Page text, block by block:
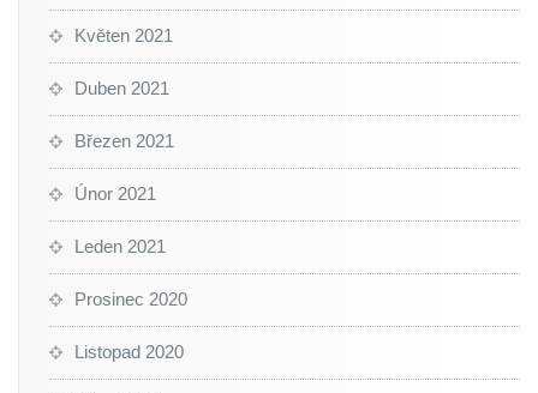
Květen 2021
Duben 2021
Březen 2021
Únor 2021
Leden 2021
Prosinec 2020
Listopad 2020